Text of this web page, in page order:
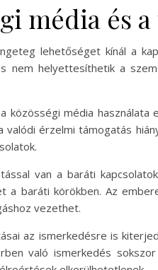
média és
lehetőséget kínál a
nem helyettesíthetik a
közösségi média
valódi érzelmi támogatás
van a baráti
a baráti körökben. Az
vezethet.
az ismerkedésre is
való ismerkedés